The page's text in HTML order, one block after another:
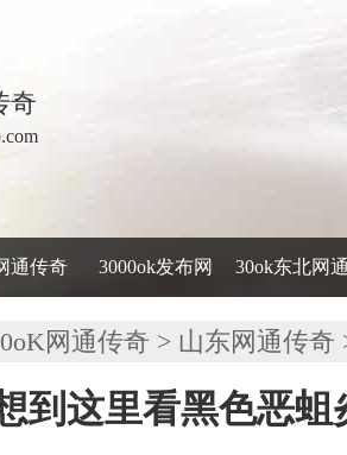
奇
通传奇 3000ok发布网 30ok东北网
网通传奇 > 山东网通传奇
到这里看黑色恶蛆